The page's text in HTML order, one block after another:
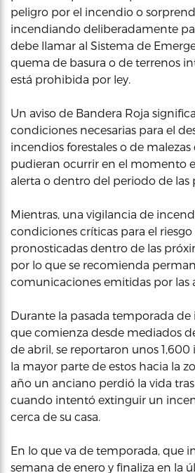
peligro por el incendio o
incendiando deliberadamente
debe llamar al Sistema de
quema de basura o de terrenos
está prohibida por ley.
Un aviso de Bandera Roja
condiciones necesarias para el
incendios forestales o de
pudieran ocurrir en el momento
alerta o dentro del periodo de las
Mientras, una vigilancia de
condiciones críticas para el
pronosticadas dentro de las
por lo que se recomienda
comunicaciones emitidas por las
Durante la pasada temporada de
que comienza desde mediados
de abril, se reportaron unos 1,600
la mayor parte de estos hacia la
año un anciano perdió la vida
cuando intentó extinguir un
cerca de su casa.
En lo que va de temporada, que
semana de enero y finaliza en la